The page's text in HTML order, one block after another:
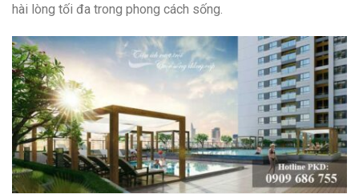
hài lòng tối đa trong phong cách sống.